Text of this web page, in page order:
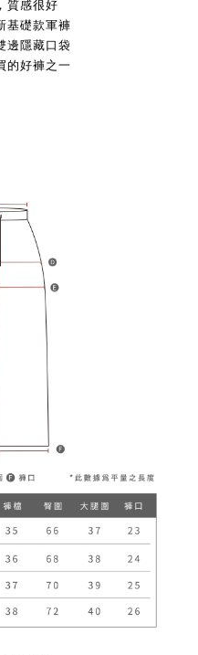
， 質感很好
基礎款軍褲
邊隱藏口袋
的好褲之一